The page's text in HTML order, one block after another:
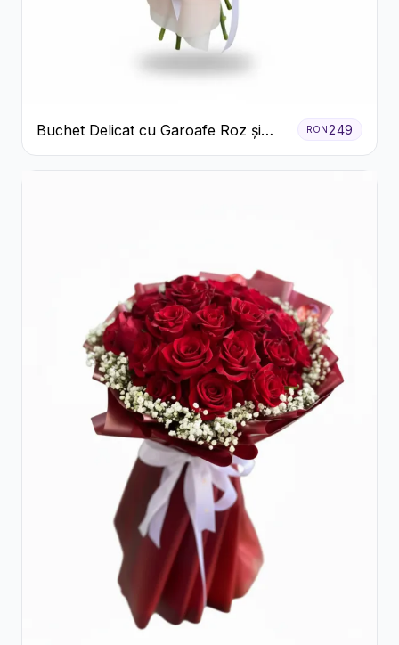
Buchet Delicat cu Garoafe Roz și
Crizanteme Albe
RON 249